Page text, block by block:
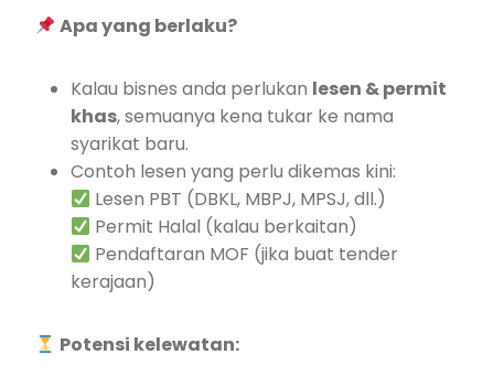
Apa yang berlaku?
Kalau bisnes anda perlukan lesen & permit
khas, semuanya kena tukar ke nama
syarikat baru.
Contoh lesen yang perlu dikemas kini:
Lesen PBT (DBKL, MBPJ, MPSJ, dll.)
Permit Halal (kalau berkaitan)
Pendaftaran MOF (jika buat tender
kerajaan)
Potensi kelewatan: